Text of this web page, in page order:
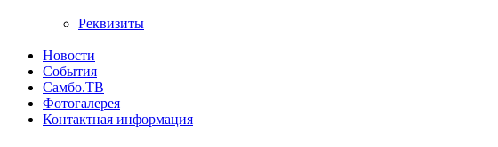
Реквизиты
Новости
События
Самбо.ТВ
Фотогалерея
Контактная информация